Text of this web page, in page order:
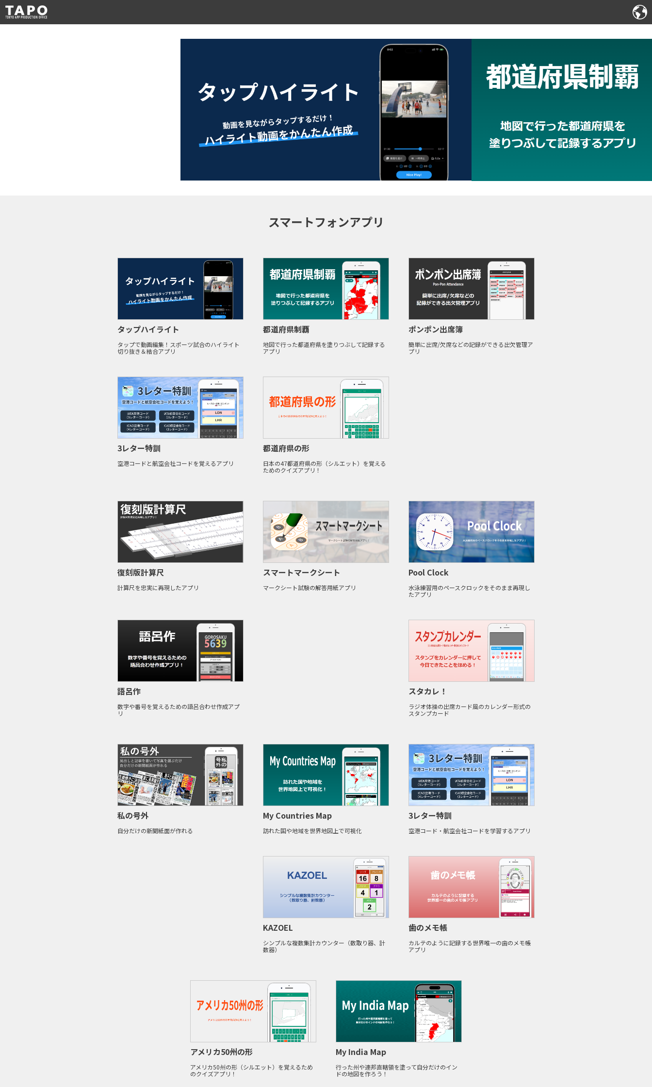
スマートフォンアプリ
タップハイライト
タップで動画編集！スポーツ試合のハイライト
切り抜き＆結合アプリ
都道府県制覇
地図で行った都道府県を塗りつぶして記録する
アプリ
ポンポン出席簿
簡単に出席/欠席などの記録ができる出欠管理ア
プリ
3レター特訓
空港コードと航空会社コードを覚えるアプリ
都道府県の形
日本の47都道府県の形（シルエット）を覚える
ためのクイズアプリ！
復刻版計算尺
計算尺を忠実に再現したアプリ
スマートマークシート
マークシート試験の解答用紙アプリ
Pool Clock
水泳練習用のペースクロックをそのまま再現し
たアプリ
語呂作
数字や番号を覚えるための語呂合わせ作成アプ
リ
スタカレ！
ラジオ体操の出席カード風のカレンダー形式の
スタンプカード
私の号外
自分だけの新聞紙面が作れる
My Countries Map
訪れた国や地域を世界地図上で可視化
3レター特訓
空港コード・航空会社コードを学習するアプリ
KAZOEL
シンプルな複数集計カウンター（数取り器、計
数器）
歯のメモ帳
カルテのように記録する世界唯一の歯のメモ帳
アプリ
アメリカ50州の形
アメリカ50州の形（シルエット）を覚えるため
のクイズアプリ！
My India Map
行った州や連邦直轄領を塗って自分だけのイン
ドの地図を作ろう！